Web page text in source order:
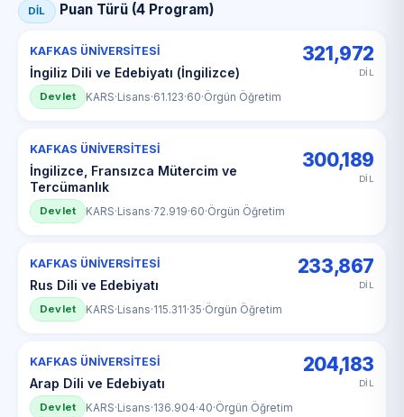
DİL Puan Türü (4 Program)
KAFKAS ÜNİVERSİTESİ
İngiliz Dili ve Edebiyatı (İngilizce)
321,972
DİL
Devlet KARS·Lisans·61.123·60·Örgün Öğretim
KAFKAS ÜNİVERSİTESİ
İngilizce, Fransızca Mütercim ve
Tercümanlık
300,189
DİL
Devlet KARS·Lisans·72.919·60·Örgün Öğretim
KAFKAS ÜNİVERSİTESİ
Rus Dili ve Edebiyatı
233,867
DİL
Devlet KARS·Lisans·115.311·35·Örgün Öğretim
KAFKAS ÜNİVERSİTESİ
Arap Dili ve Edebiyatı
204,183
DİL
Devlet KARS·Lisans·136.904·40·Örgün Öğretim